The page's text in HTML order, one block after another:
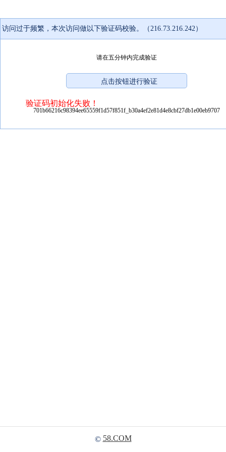
访问过于频繁，本次访问做以下验证码校验。（216.73.216.242）
请在五分钟内完成验证
验证码初始化失败！
701b66216c98394ee65559f1d57f851f_b30a4ef2e81d4e8cbf27db1e00eb9707
© 58.COM